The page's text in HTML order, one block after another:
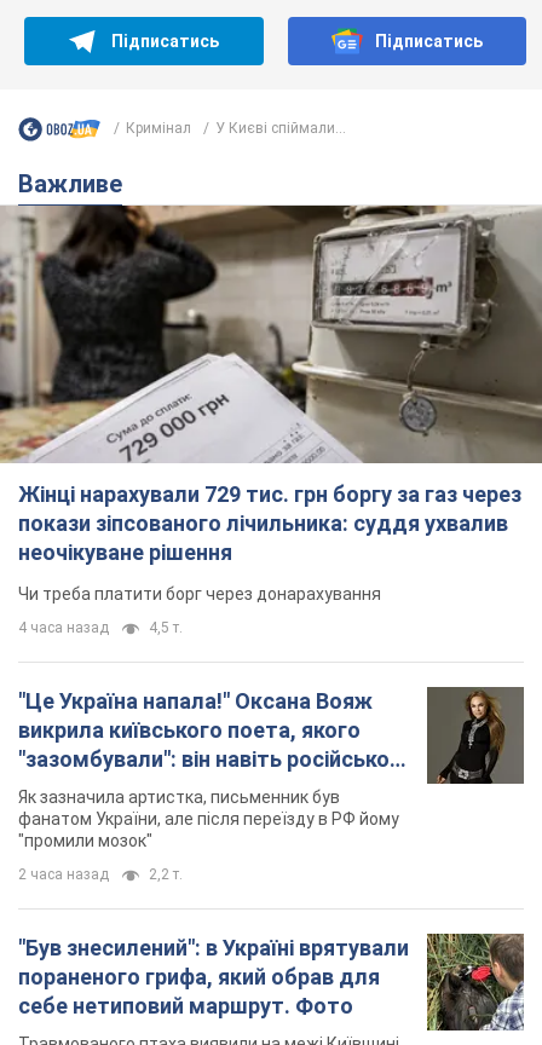
Жінці нарахували 729 тис. грн боргу за газ через
покази зіпсованого лічильника: суддя ухвалив
неочікуване рішення
Чи треба платити борг через донарахування
4 часа назад 4,5 т.
"Це Україна напала!" Оксана Вояж
викрила київського поета, якого
"зазомбували": він навіть російської
українців
Як зазначила артистка, письменник був
фанатом України, але після переїзду в РФ йому
"промили мозок"
2 часа назад 2,2 т.
"Був знесилений": в Україні врятували
пораненого грифа, який обрав для
себе нетиповий маршрут. Фото
Травмованого птаха виявили на межі Київщині
та Черкащини
2 часа назад